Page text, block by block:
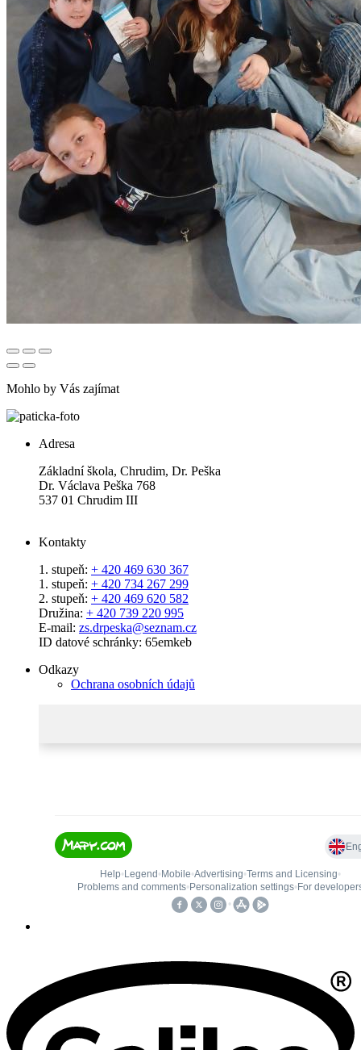
Mohlo by Vás zajímat
Adresa
Základní škola, Chrudim, Dr. Peška
Dr. Václava Peška 768
537 01 Chrudim III
Kontakty
1. stupeň: + 420 469 630 367
1. stupeň: + 420 734 267 299
2. stupeň: + 420 469 620 582
Družina: + 420 739 220 995
E-mail: zs.drpeska@seznam.cz
ID datové schránky: 65emkeb
Odkazy
Ochrana osobních údajů